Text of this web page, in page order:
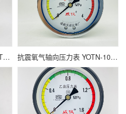
抗震氧气轴向带边压力表 YOTN-100ZT 精度1.0级 抗震氧气轴向压力表 YOTN-100Z